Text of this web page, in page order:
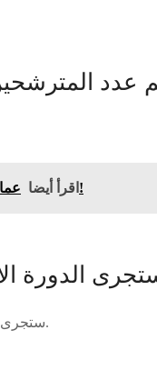
عدد
اقرأ أيضا عمال نظافة بالقصر الكبير: احتجاجات تشعل الشارع!
الدورة
ستجرى الدورة الاستدراكية أيام 10 و11 و12 و13 يوليوز 2024.